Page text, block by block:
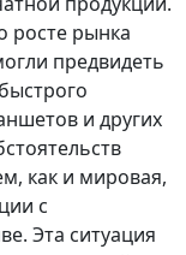
рынка
предвидеть
и других
как и мировая,
с
Эта ситуация